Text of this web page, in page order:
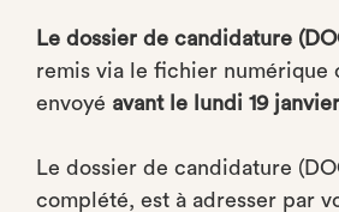
Le dossier de candidature
remis via le fichier numérique
envoyé avant le lundi 19
Le dossier de candidature
complété, est à adresser par